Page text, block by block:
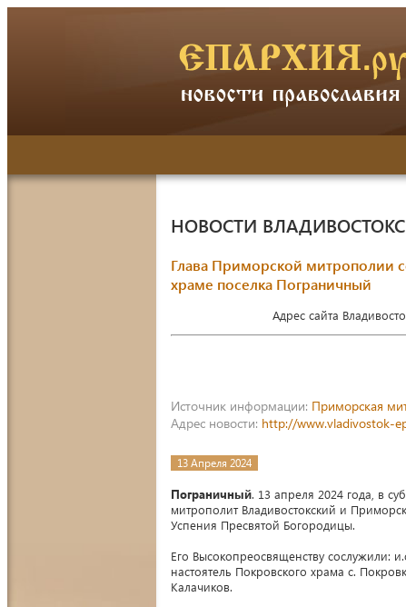
НОВОСТИ
Глава Приморской митрополии
храме поселка Пограничный
Адрес сайта
Источник информации: Приморская
Адрес новости: http://www.vladivostok-
13 Апреля 2024
Пограничный. 13 апреля 2024 года, в
митрополит Владивостокский и
Успения Пресвятой Богородицы.
Его Высокопреосвященству сослужили:
настоятель Покровского храма с.
Калачиков.